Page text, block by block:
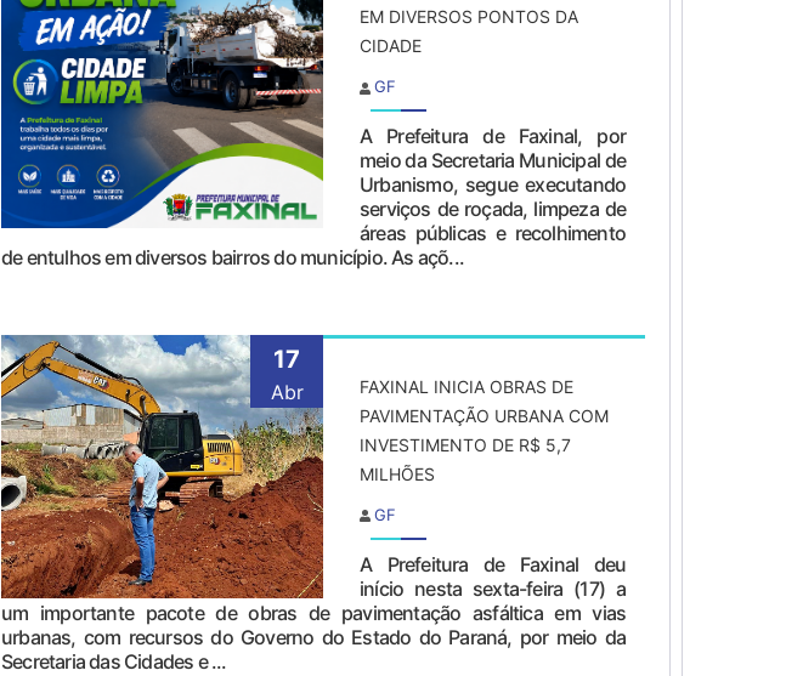
EM DIVERSOS PONTOS DA
CIDADE
GF
A Prefeitura de Faxinal, por
meio da Secretaria Municipal de
Urbanismo, segue executando
serviços de roçada, limpeza de
áreas públicas e recolhimento
de entulhos em diversos bairros do município. As açõ...
17
Abr
FAXINAL INICIA OBRAS DE
PAVIMENTAÇÃO URBANA COM
INVESTIMENTO DE R$ 5,7
MILHÕES
GF
A Prefeitura de Faxinal deu
início nesta sexta-feira (17) a
um importante pacote de obras de pavimentação asfáltica em vias
urbanas, com recursos do Governo do Estado do Paraná, por meio da
Secretaria das Cidades e ...